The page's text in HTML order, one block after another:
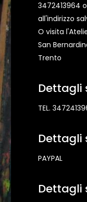
3472413964
all'indirizzo
O visita
San
Trento
Dettagli
TEL.
Dettagli
PAYPAL
Dettagli